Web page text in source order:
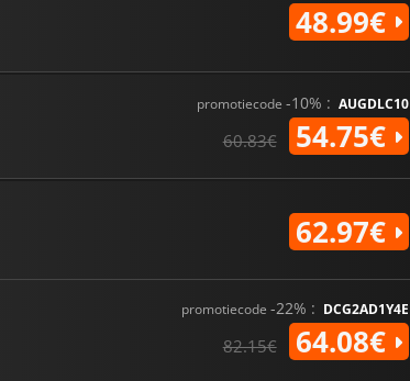
48.99€
promotiecode -10% : AUGDLC10
60.83€ 54.75€
62.97€
promotiecode -22% : DCG2AD1Y4E
82.15€ 64.08€